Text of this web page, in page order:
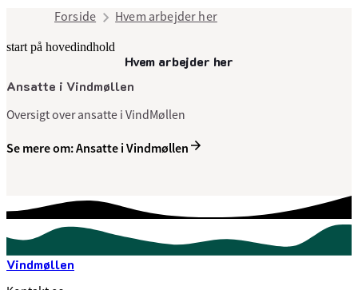
Forside Hvem arbejder her
start på hovedindhold
Hvem arbejder hersenest opdateret 13. august 2025
Ansatte i Vindmøllen
Oversigt over ansatte i VindMøllen
Se mere om: Ansatte i Vindmøllen
Vindmøllen